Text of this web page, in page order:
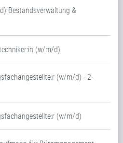
Bestandsverwaltung &
(w/m/d)
(w/m/d) - 2-
(w/m/d)